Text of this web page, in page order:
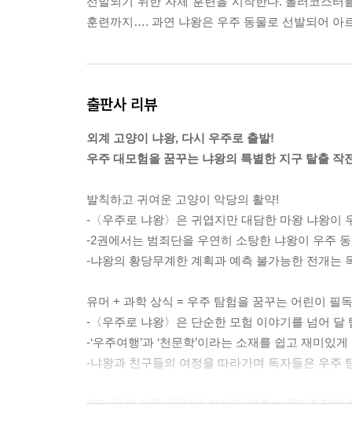
훈련까지…. 과연 냐왕은 우주 동물로 선발되어 아
출판사 리뷰
외계 고양이 냐왕, 다시 우주로 출발!
우주 대모험을 꿈꾸는 냐왕의 특별한 지구 탈출 작
발칙하고 귀여운 고양이 악당의 활약!
-〈우주로 냐왕〉은 귀엽지만 대담한 마왕 냐왕이
-2권에서는 범죄단을 우연히 소탕한 냐왕이 우주
-냐왕의 황당무계한 계획과 예측 불가능한 전개는
유머 + 과학 상식 = 우주 탐험을 꿈꾸는 어린이 필
-〈우주로 냐왕〉은 단순한 모험 이야기를 넘어
-‘우주여행’과 ‘천문학’이라는 소재를 쉽고 재미
-냐왕과 친구들의 여정을 따라가며 독자들은 우주
읽기 독립 이후, 문장을 트이게 해주는 흥미진진한